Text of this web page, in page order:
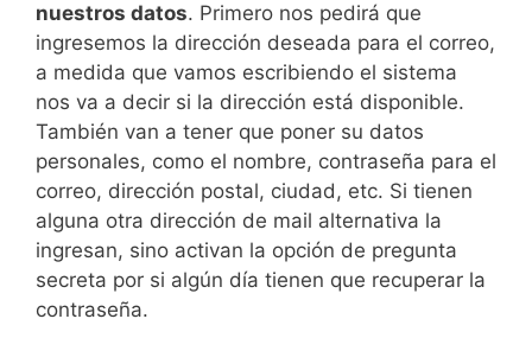
nuestros datos. Primero nos pedirá que
ingresemos la dirección deseada para el correo,
a medida que vamos escribiendo el sistema
nos va a decir si la dirección está disponible.
También van a tener que poner su datos
personales, como el nombre, contraseña para el
correo, dirección postal, ciudad, etc. Si tienen
alguna otra dirección de mail alternativa la
ingresan, sino activan la opción de pregunta
secreta por si algún día tienen que recuperar la
contraseña.